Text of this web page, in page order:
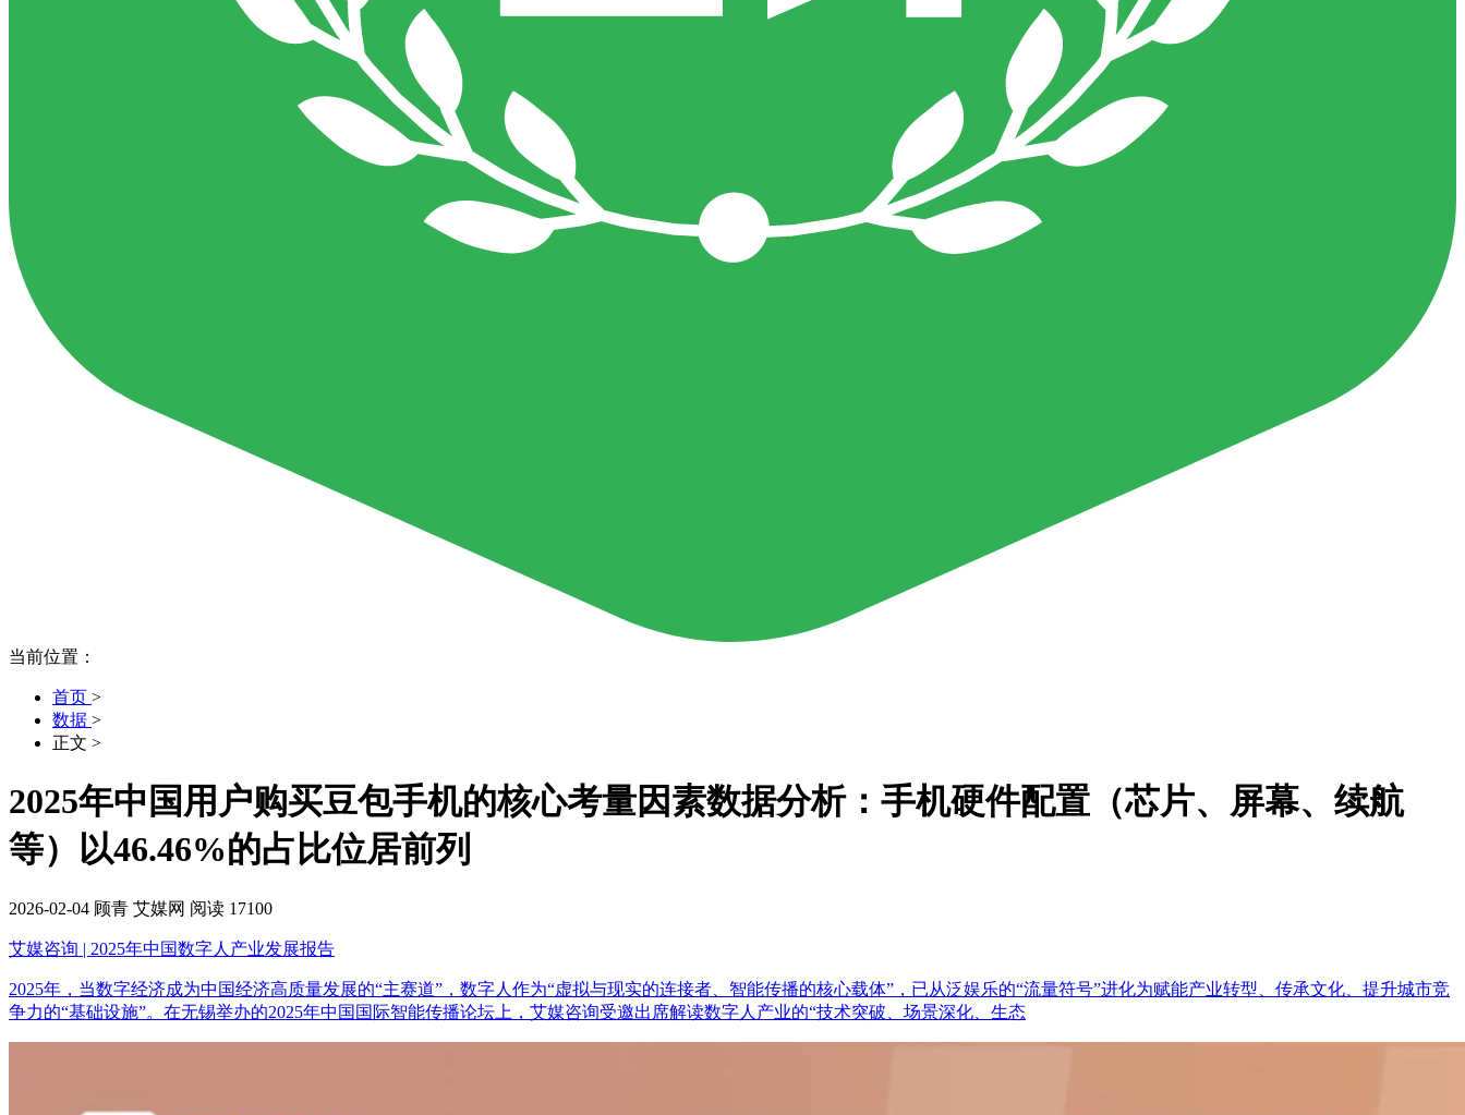
当前位置：
首页 >
数据 >
正文 >
2025年中国用户购买豆包手机的核心考量因素数据分析：手机硬件配置（芯片、屏幕、续航
等）以46.46%的占比位居前列
2026-02-04 顾青 艾媒网 阅读 17100
艾媒咨询 | 2025年中国数字人产业发展报告
2025年，当数字经济成为中国经济高质量发展的“主赛道”，数字人作为“虚拟与现实的连接者、智能传播的核心载体”，已从泛娱乐的“流量符号”进化为赋能产业转型、传承文化、提升城市竞
争力的“基础设施”。在无锡举办的2025年中国国际智能传播论坛上，艾媒咨询受邀出席解读数字人产业的“技术突破、场景深化、生态